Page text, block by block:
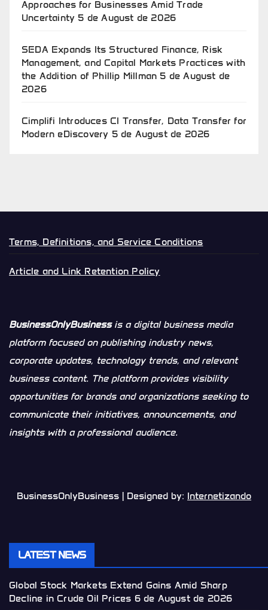
Approaches for Businesses Amid Trade
Uncertainty 5 de August de 2026
SEDA Expands Its Structured Finance, Risk
Management, and Capital Markets Practices with
the Addition of Phillip Millman 5 de August de
2026
Cimplifi Introduces CI Transfer, Data Transfer for
Modern eDiscovery 5 de August de 2026
Terms, Definitions, and Service Conditions
Article and Link Retention Policy
BusinessOnlyBusinessis a digital business media
platform focused on publishing industry news,
corporate updates, technology trends, and relevant
business content. The platform provides visibility
opportunities for brands and organizations seeking to
communicate their initiatives, announcements, and
insights with a professional audience.
BusinessOnlyBusiness | Designed by: Internetizando
LATEST NEWS
Global Stock Markets Extend Gains Amid Sharp
Decline in Crude Oil Prices 6 de August de 2026